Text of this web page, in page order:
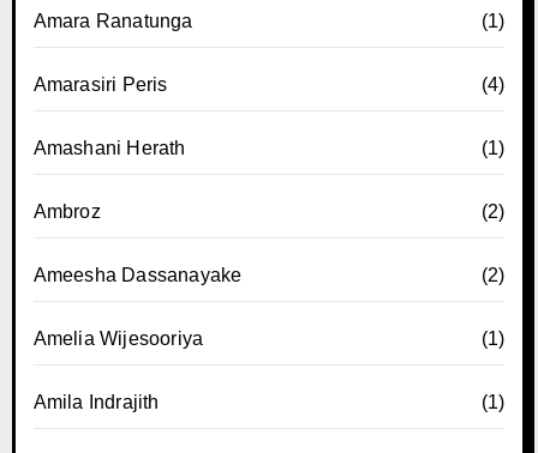
Amara Ranatunga (1)
Amarasiri Peris (4)
Amashani Herath (1)
Ambroz (2)
Ameesha Dassanayake (2)
Amelia Wijesooriya (1)
Amila Indrajith (1)